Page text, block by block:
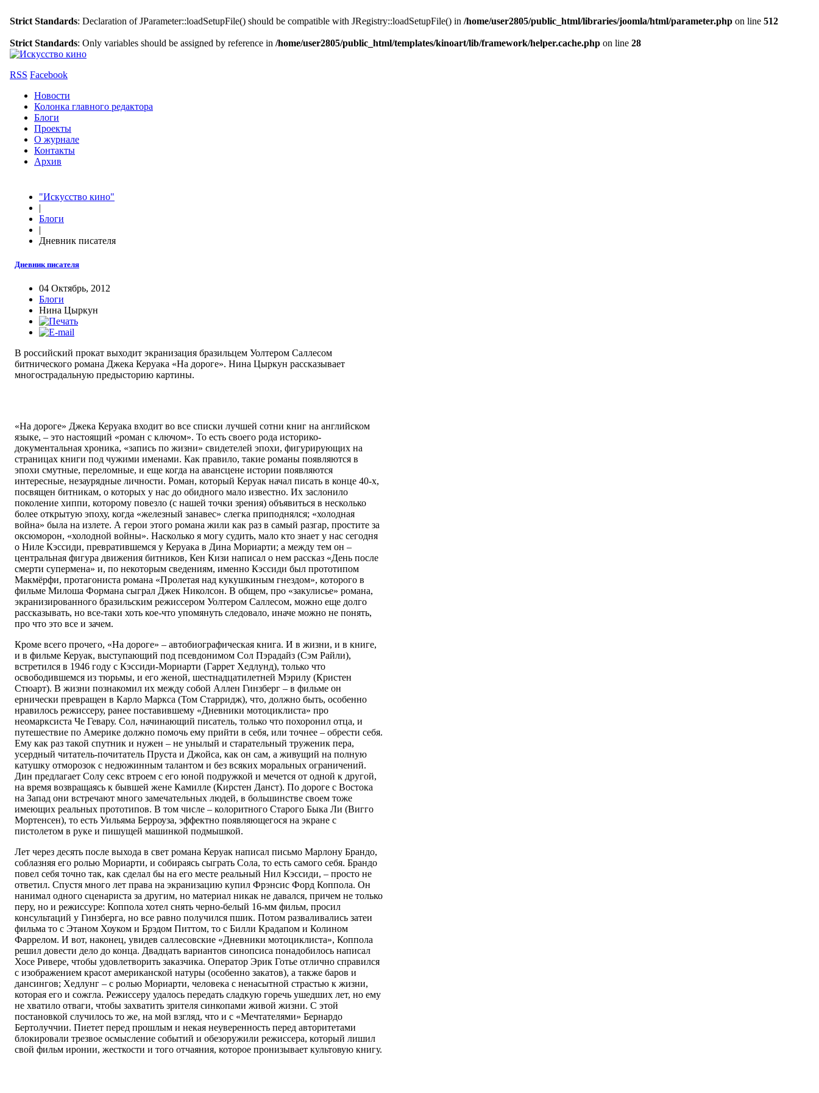
Strict Standards: Declaration of JParameter::loadSetupFile() should be compatible with JRegistry::loadSetupFile() in /home/user2805/public_html/libraries/joomla/html/parameter.php on line 512
Strict Standards: Only variables should be assigned by reference in /home/user2805/public_html/templates/kinoart/lib/framework/helper.cache.php on line 28
RSS Facebook
Новости
Колонка главного редактора
Блоги
Проекты
О журнале
Контакты
Архив
"Искусство кино"
|
Блоги
|
Дневник писателя
Дневник писателя
04 Октябрь, 2012
Блоги
Нина Цыркун
В российский прокат выходит экранизация бразильцем Уолтером Саллесом
битнического романа Джека Керуака «На дороге». Нина Цыркун рассказывает
многострадальную предысторию картины.
«На дороге» Джека Керуака входит во все списки лучшей сотни книг на английском
языке, – это настоящий «роман с ключом». То есть своего рода историко-
документальная хроника, «запись по жизни» свидетелей эпохи, фигурирующих на
страницах книги под чужими именами. Как правило, такие романы появляются в
эпохи смутные, переломные, и еще когда на авансцене истории появляются
интересные, незаурядные личности. Роман, который Керуак начал писать в конце 40-х,
посвящен битникам, о которых у нас до обидного мало известно. Их заслонило
поколение хиппи, которому повезло (с нашей точки зрения) объявиться в несколько
более открытую эпоху, когда «железный занавес» слегка приподнялся; «холодная
война» была на излете. А герои этого романа жили как раз в самый разгар, простите за
оксюморон, «холодной войны». Насколько я могу судить, мало кто знает у нас сегодня
о Ниле Кэссиди, превратившемся у Керуака в Дина Мориарти; а между тем он –
центральная фигура движения битников, Кен Кизи написал о нем рассказ «День после
смерти супермена» и, по некоторым сведениям, именно Кэссиди был прототипом
Макмёрфи, протагониста романа «Пролетая над кукушкиным гнездом», которого в
фильме Милоша Формана сыграл Джек Николсон. В общем, про «закулисье» романа,
экранизированного бразильским режиссером Уолтером Саллесом, можно еще долго
рассказывать, но все-таки хоть кое-что упомянуть следовало, иначе можно не понять,
про что это все и зачем.
Кроме всего прочего, «На дороге» – автобиографическая книга. И в жизни, и в книге,
и в фильме Керуак, выступающий под псевдонимом Сол Пэрадайз (Сэм Райли),
встретился в 1946 году с Кэссиди-Мориарти (Гаррет Хедлунд), только что
освободившемся из тюрьмы, и его женой, шестнадцатилетней Мэрилу (Кристен
Стюарт). В жизни познакомил их между собой Аллен Гинзберг – в фильме он
ернически превращен в Карло Маркса (Том Старридж), что, должно быть, особенно
нравилось режиссеру, ранее поставившему «Дневники мотоциклиста» про
неомарксиста Че Гевару. Сол, начинающий писатель, только что похоронил отца, и
путешествие по Америке должно помочь ему прийти в себя, или точнее – обрести себя.
Ему как раз такой спутник и нужен – не унылый и старательный труженик пера,
усердный читатель-почитатель Пруста и Джойса, как он сам, а живущий на полную
катушку отморозок с недюжинным талантом и без всяких моральных ограничений.
Дин предлагает Солу секс втроем с его юной подружкой и мечется от одной к другой,
на время возвращаясь к бывшей жене Камилле (Кирстен Данст). По дороге с Востока
на Запад они встречают много замечательных людей, в большинстве своем тоже
имеющих реальных прототипов. В том числе – колоритного Старого Быка Ли (Вигго
Мортенсен), то есть Уильяма Берроуза, эффектно появляющегося на экране с
пистолетом в руке и пишущей машинкой подмышкой.
Лет через десять после выхода в свет романа Керуак написал письмо Марлону Брандо,
соблазняя его ролью Мориарти, и собираясь сыграть Сола, то есть самого себя. Брандо
повел себя точно так, как сделал бы на его месте реальный Нил Кэссиди, – просто не
ответил. Спустя много лет права на экранизацию купил Фрэнсис Форд Коппола. Он
нанимал одного сценариста за другим, но материал никак не давался, причем не только
перу, но и режиссуре: Коппола хотел снять черно-белый 16-мм фильм, просил
консультаций у Гинзберга, но все равно получился пшик. Потом разваливались затеи
фильма то с Этаном Хоуком и Брэдом Питтом, то с Билли Крадапом и Колином
Фаррелом. И вот, наконец, увидев саллесовские «Дневники мотоциклиста», Коппола
решил довести дело до конца. Двадцать вариантов синопсиса понадобилось написал
Хосе Ривере, чтобы удовлетворить заказчика. Оператор Эрик Готье отлично справился
с изображением красот американской натуры (особенно закатов), а также баров и
дансингов; Хедлунг – с ролью Мориарти, человека с ненасытной страстью к жизни,
которая его и сожгла. Режиссеру удалось передать сладкую горечь ушедших лет, но ему
не хватило отваги, чтобы захватить зрителя синкопами живой жизни. С этой
постановкой случилось то же, на мой взгляд, что и с «Мечтателями» Бернардо
Бертолуччии. Пиетет перед прошлым и некая неуверенность перед авторитетами
блокировали трезвое осмысление событий и обезоружили режиссера, который лишил
свой фильм иронии, жесткости и того отчаяния, которое пронизывает культовую книгу.